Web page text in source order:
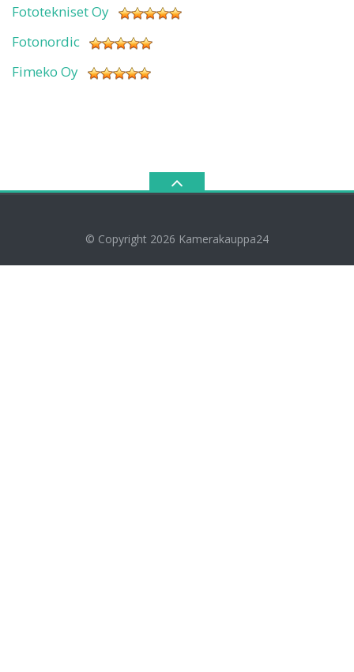
Fototekniset Oy
Fotonordic
Fimeko Oy
© Copyright 2026 Kamerakauppa24